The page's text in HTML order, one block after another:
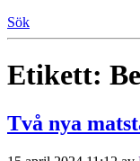
Sök
Etikett:
Två nya